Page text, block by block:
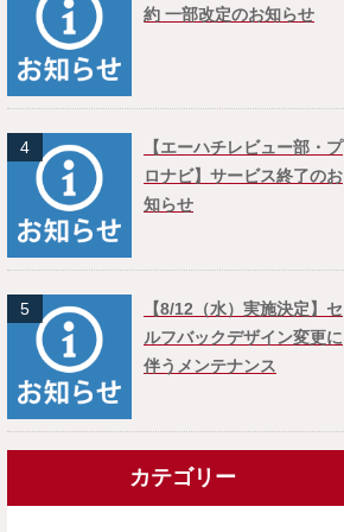
約 一部改定のお知らせ
4
【エーハチレビュー部・プ
ロナビ】サービス終了のお
知らせ
5
【8/12（水）実施決定】セ
ルフバックデザイン変更に
伴うメンテナンス
カテゴリー